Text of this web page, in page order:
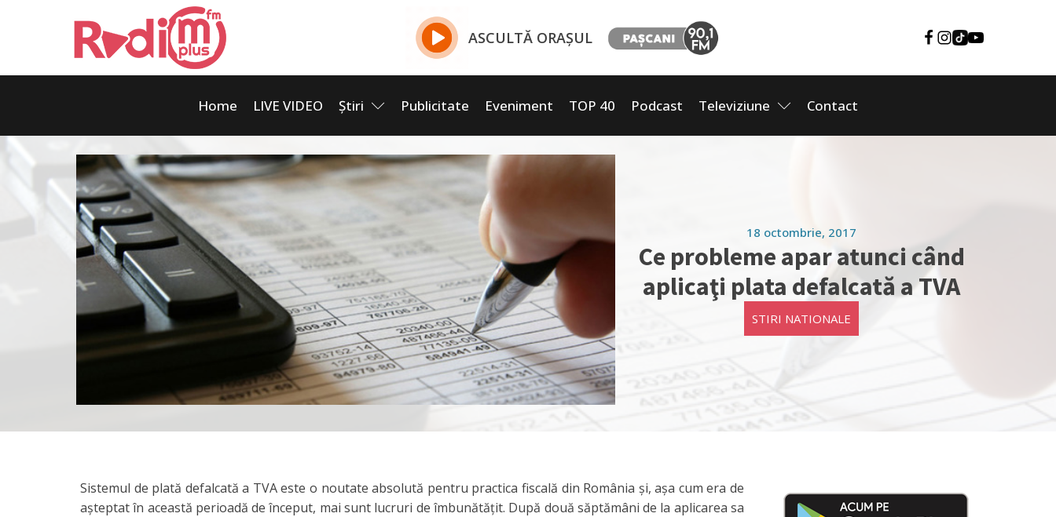
ASCULTĂ ORAȘUL
Home LIVE VIDEO Știri Publicitate Eveniment TOP 40 Podcast Televiziune Contact
18 octombrie, 2017
Ce probleme apar atunci când
aplicaţi plata defalcată a TVA
STIRI NATIONALE
Sistemul de plată defalcată a TVA este o noutate absolută pentru practica fiscală din România şi, aşa cum era de
aşteptat în această perioadă de început, mai sunt lucruri de îmbunătăţit. După două săptămâni de la aplicarea sa